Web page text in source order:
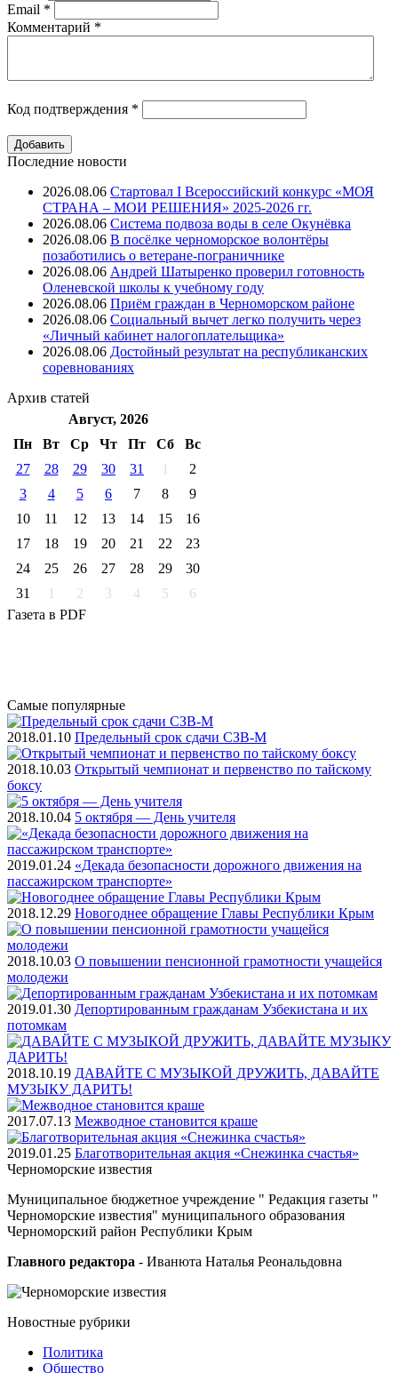
Email *
Комментарий *
Код подтверждения *
Последние новости
2026.08.06 Стартовал I Всероссийский конкурс «МОЯ
СТРАНА – МОИ РЕШЕНИЯ» 2025-2026 гг.
2026.08.06 Система подвоза воды в селе Окунёвка
2026.08.06 В посёлке черноморское волонтёры
позаботились о ветеране-пограничнике
2026.08.06 Андрей Шатыренко проверил готовность
Оленевской школы к учебному году
2026.08.06 Приём граждан в Черноморском районе
2026.08.06 Социальный вычет легко получить через
«Личный кабинет налогоплательщика»
2026.08.06 Достойный результат на республиканских
соревнованиях
Архив статей
Август, 2026
Пн
Вт Ср Чт Пт Cб
Вс
27
28 29 30 31 1
2
3
4 5 6 7 8
9
10
11 12 13 14 15
16
17
18 19 20 21 22
23
24
25 26 27 28 29
30
31
1 2 3 4 5
6
Газета в PDF
Самые популярные
2018.01.10 Предельный срок сдачи СЗВ-М
2018.10.03 Открытый чемпионат и первенство по тайскому
боксу
2018.10.04 5 октября — День учителя
2019.01.24 «Декада безопасности дорожного движения на
пассажирском транспорте»
2018.12.29 Новогоднее обращение Главы Республики Крым
2018.10.03 О повышении пенсионной грамотности учащейся
молодежи
2019.01.30 Депортированным гражданам Узбекистана и их
потомкам
2018.10.19 ДАВАЙТЕ С МУЗЫКОЙ ДРУЖИТЬ, ДАВАЙТЕ
МУЗЫКУ ДАРИТЬ!
2017.07.13 Межводное становится краше
2019.01.25 Благотворительная акция «Снежинка счастья»
Черноморские известия
Муниципальное бюджетное учреждение " Редакция газеты "
Черноморские известия" муниципального образования
Черноморский район Республики Крым
Главного редактора - Иванюта Наталья Реональдовна
Новостные рубрики
Политика
Общество